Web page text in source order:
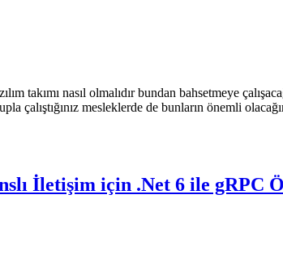
takımı nasıl olmalıdır bundan bahsetmeye
çalıştığınız mesleklerde de bunların önemli
İletişim için .Net 6 ile gRPC